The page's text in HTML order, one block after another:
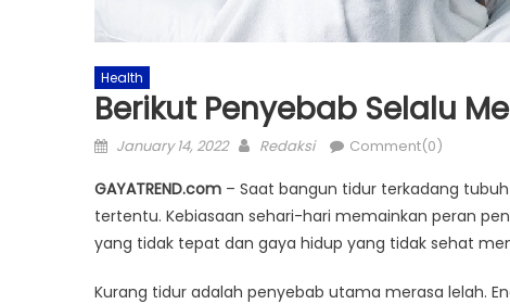
Health
Berikut Penyebab Selalu
Posted
January 14, 2022 Author
Redaksi Comment(0)
GAYATREND.com – Saat bangun tidur terkadang
tertentu. Kebiasaan sehari-hari memainkan peran
yang tidak tepat dan gaya hidup yang tidak sehat
Kurang tidur adalah penyebab utama merasa lelah.